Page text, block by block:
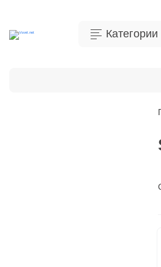
Категории